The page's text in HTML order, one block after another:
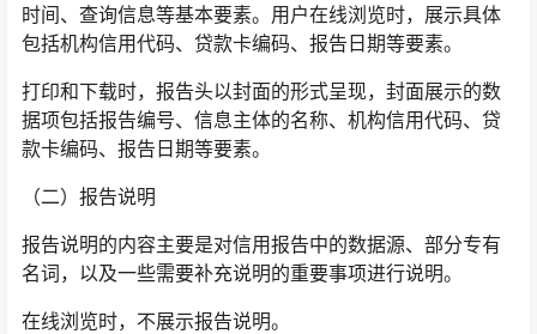
时间、查询信息等基本要素。用户在线浏览时，展示具体
包括机构信用代码、贷款卡编码、报告日期等要素。
打印和下载时，报告头以封面的形式呈现，封面展示的数
据项包括报告编号、信息主体的名称、机构信用代码、贷
款卡编码、报告日期等要素。
（二）报告说明
报告说明的内容主要是对信用报告中的数据源、部分专有
名词，以及一些需要补充说明的重要事项进行说明。
在线浏览时，不展示报告说明。